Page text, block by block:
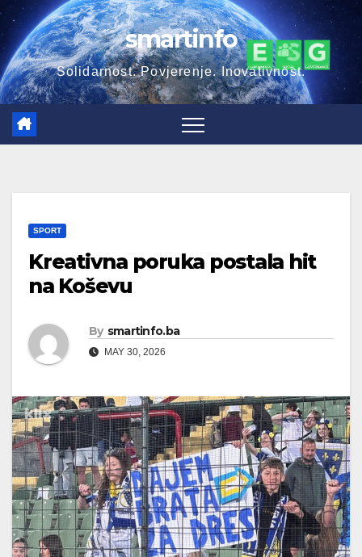
Skip
to
content
smartinfo
Solidarnost. Povjerenje. Inovativnost.
SPORT
Kreativna poruka postala hit
na Koševu
By smartinfo.ba
MAY 30, 2026